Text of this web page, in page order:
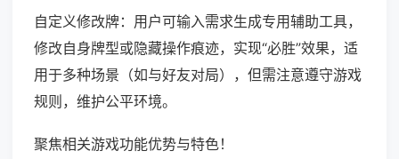
自定义修改牌：用户可输入需求生成专用辅助工具，
修改自身牌型或隐藏操作痕迹，实现“必胜”效果，适
用于多种场景（如与好友对局），但需注意遵守游戏
规则，维护公平环境。
聚焦相关游戏功能优势与特色！